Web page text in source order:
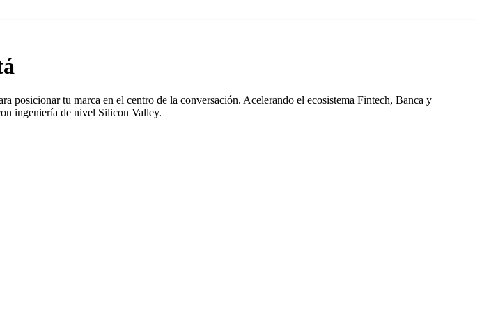
posicionar tu marca en el centro de la conversación. Acelerando el ecosistema Fintech, Banca y
ingeniería de nivel Silicon Valley.